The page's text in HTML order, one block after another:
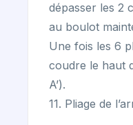
dépasser les 2
au boulot
Une fois les 6
coudre le haut
A’).
11. Pliage de